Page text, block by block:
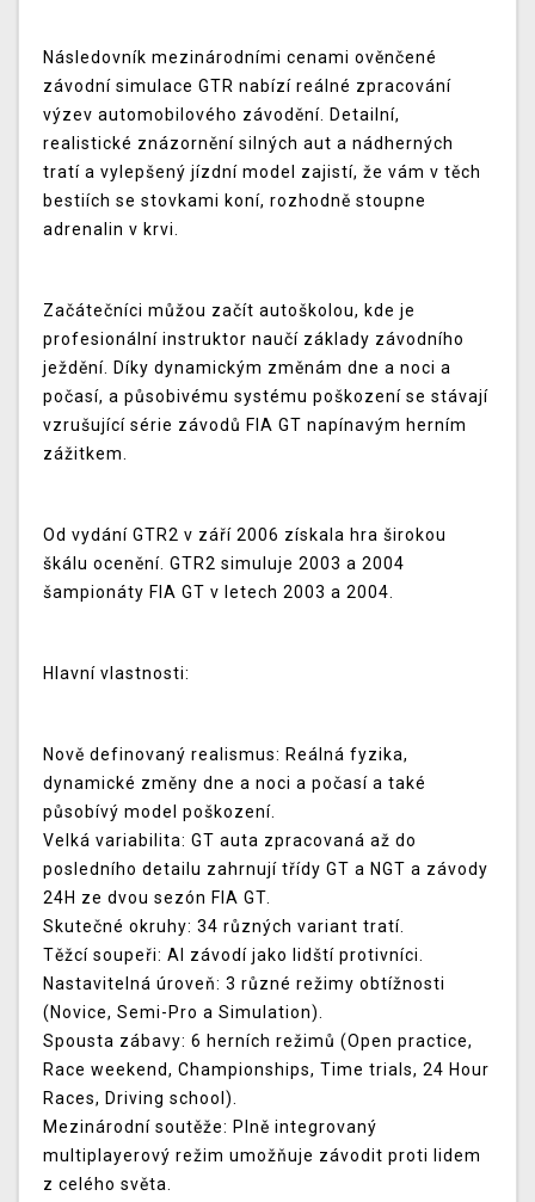
Následovník mezinárodními cenami ověnčené
závodní simulace GTR nabízí reálné zpracování
výzev automobilového závodění. Detailní,
realistické znázornění silných aut a nádherných
tratí a vylepšený jízdní model zajistí, že vám v těch
bestiích se stovkami koní, rozhodně stoupne
adrenalin v krvi.
Začátečníci můžou začít autoškolou, kde je
profesionální instruktor naučí základy závodního
ježdění. Díky dynamickým změnám dne a noci a
počasí, a působivému systému poškození se stávají
vzrušující série závodů FIA GT napínavým herním
zážitkem.
Od vydání GTR2 v září 2006 získala hra širokou
škálu ocenění. GTR2 simuluje 2003 a 2004
šampionáty FIA GT v letech 2003 a 2004.
Hlavní vlastnosti:
Nově definovaný realismus: Reálná fyzika,
dynamické změny dne a noci a počasí a také
působívý model poškození.
Velká variabilita: GT auta zpracovaná až do
posledního detailu zahrnují třídy GT a NGT a závody
24H ze dvou sezón FIA GT.
Skutečné okruhy: 34 různých variant tratí.
Těžcí soupeři: AI závodí jako lidští protivníci.
Nastavitelná úroveň: 3 různé režimy obtížnosti
(Novice, Semi-Pro a Simulation).
Spousta zábavy: 6 herních režimů (Open practice,
Race weekend, Championships, Time trials, 24 Hour
Races, Driving school).
Mezinárodní soutěže: Plně integrovaný
multiplayerový režim umožňuje závodit proti lidem
z celého světa.